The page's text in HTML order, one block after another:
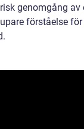
genomgång av
förståelse